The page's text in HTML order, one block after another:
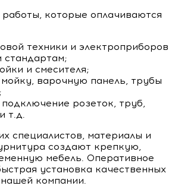
которые оплачиваются
техники и электроприборов
стандартам;
и смесителя;
варочную панель, трубы
подключение розеток, труб,
т.д.
специалистов, материалы и
создают крепкую,
мебель. Оперативное
установка качественных
компании.